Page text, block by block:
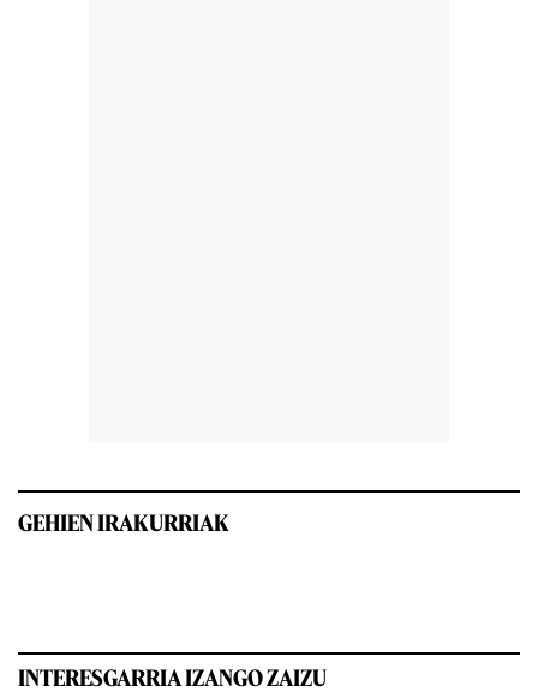
GEHIEN IRAKURRIAK
INTERESGARRIA IZANGO ZAIZU